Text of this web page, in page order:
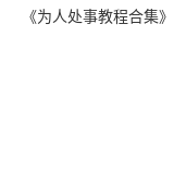
《为人处事教程合集》